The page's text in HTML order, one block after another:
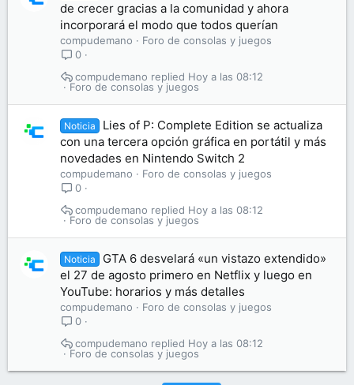
de crecer gracias a la comunidad y ahora
incorporará el modo que todos querían
compudemano
Foro de consolas y juegos
0
Foro de consolas y juegos
Hoy a las 08:12
compudemano
Noticia
Lies of P: Complete Edition se actualiza
con una tercera opción gráfica en portátil y más
novedades en Nintendo Switch 2
compudemano
Foro de consolas y juegos
0
Foro de consolas y juegos
Hoy a las 08:12
compudemano
Noticia
GTA 6 desvelará «un vistazo extendido»
el 27 de agosto primero en Netflix y luego en
YouTube: horarios y más detalles
compudemano
Foro de consolas y juegos
0
Foro de consolas y juegos
Hoy a las 08:12
compudemano